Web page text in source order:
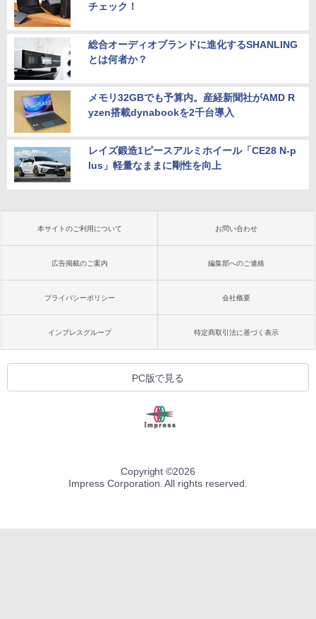
チェック！
総合オーディオブランドに進化するSHANLING
とは何者か？
メモリ32GBでも予算内。産経新聞社がAMD R
yzen搭載dynabookを2千台導入
レイズ鍛造1ピースアルミホイール「CE28 N-p
lus」軽量なままに剛性を向上
本サイトのご利用について お問い合わせ
広告掲載のご案内 編集部へのご連絡
プライバシーポリシー 会社概要
インプレスグループ 特定商取引法に基づく表示
PC版で見る
Copyright ©2026
Impress Corporation. All rights reserved.